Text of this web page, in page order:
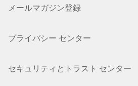
メールマガジン登録
プライバシー センター
セキュリティとトラスト センター